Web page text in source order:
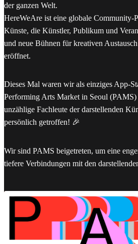
der ganzen Welt.
HereWeAre ist eine globale Community-
Künste, die Künstler, Publikum und
und neue Bühnen für kreativen
eröffnet.
Dieses Mal waren wir als einziges App-
Performing Arts Market in Seoul (PAMS)
unzählige Fachleute der darstellenden
persönlich getroffen! 🎉
Wir sind PAMS beigetreten, um eine
tiefere Verbindungen mit den